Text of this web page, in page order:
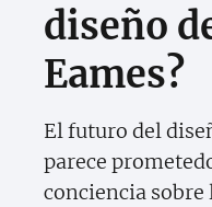
diseño
Eames?
El futuro del
parece
conciencia